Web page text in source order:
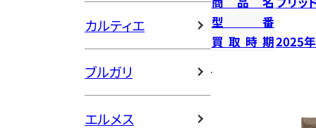
カルティエ
ブルガリ
エルメス
型番
買取時期2025